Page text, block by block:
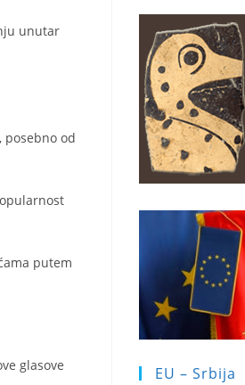
posebno od
putem
glasove
EU – Srbija